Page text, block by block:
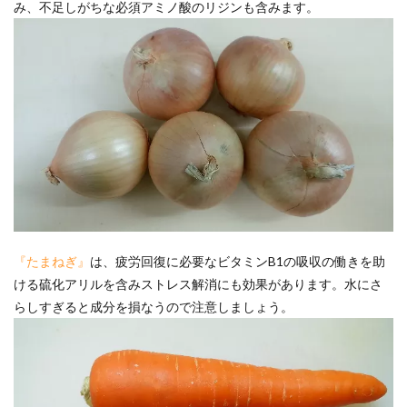
み、不足しがちな必須アミノ酸のリジンも含みます。
『たまねぎ』 は、疲労回復に必要なビタミンB1の吸収の働きを助
ける硫化アリルを含みストレス解消にも効果があります。水にさ
らしすぎると成分を損なうので注意しましょう。